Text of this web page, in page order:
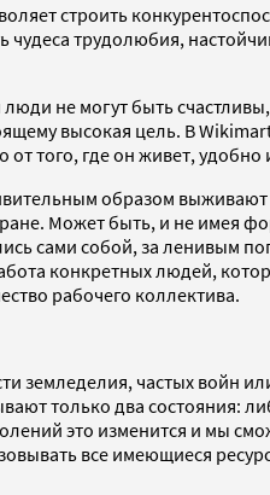
строить
трудолюбия,
не могут быть
высокая цель. В
того, где он живет,
образом выживают
Может быть, и не
сами собой, за ленивым
конкретных людей,
рабочего коллектива.
земледелия, частых войн
только два состояния:
это изменится и мы
все имеющиеся